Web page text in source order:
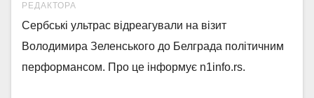
РЕДАКТОРА
Сербські ультрас відреагували на візит
Володимира Зеленського до Белграда політичним
перформансом. Про це інформує n1info.rs.